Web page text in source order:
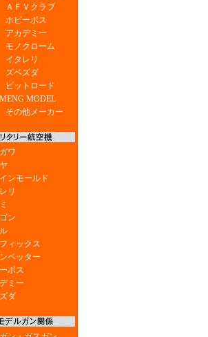
ＡＦＶクラブ
ホビーボス
アカデミー
モノクローム
イタレリ
ズベズダ
ピットロード
MODEL
その他メーカー
ワ
ンモールド
リ
ン
ィックス
ペッター
ボス
ミー
ダ